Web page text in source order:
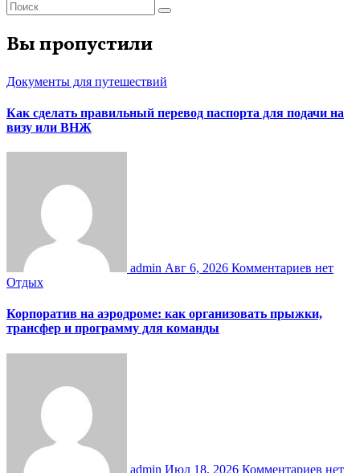
Вы пропустили
Документы для путешествий
Как сделать правильный перевод паспорта для подачи на
визу или ВНЖ
admin Авг 6, 2026 Комментариев нет
Отдых
Корпоратив на аэродроме: как организовать прыжки,
трансфер и программу для команды
admin Июл 18, 2026 Комментариев нет